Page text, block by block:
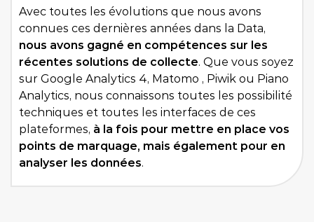
Avec toutes les évolutions que nous avons
connues ces dernières années dans la Data,
nous avons gagné en compétences sur les
récentes solutions de collecte. Que vous soyez
sur Google Analytics 4, Matomo , Piwik ou Piano
Analytics, nous connaissons toutes les possibilité
techniques et toutes les interfaces de ces
plateformes, à la fois pour mettre en place vos
points de marquage, mais également pour en
analyser les données.